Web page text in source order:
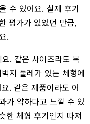
수 있어요. 실제 후기
평가가 있었던 만큼,
.
요. 같은 사이즈라도 복
지 둘레가 있는 체형에
. 같은 제품이라도 어
가 약하다고 느낄 수 있
한 체형 후기인지 따져